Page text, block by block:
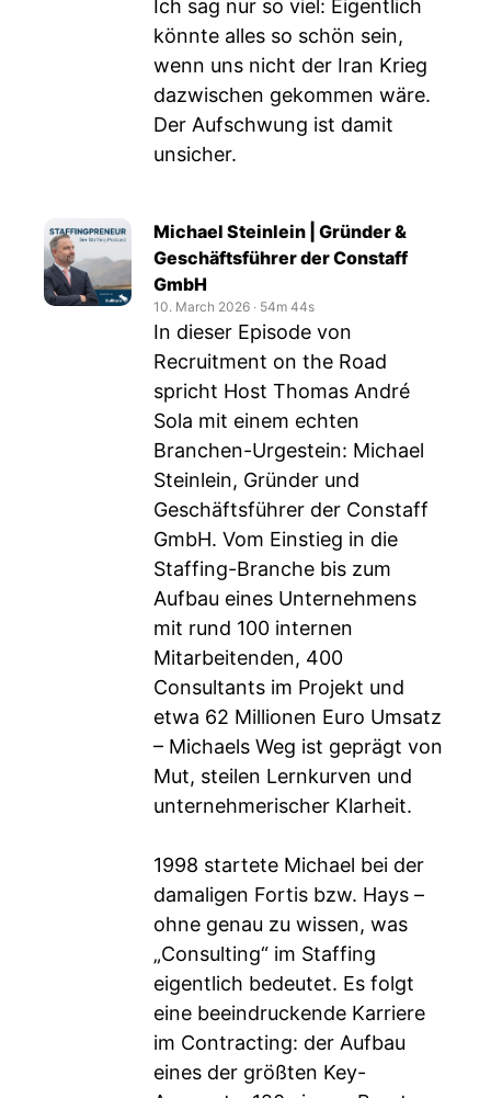
Ich sag nur so viel: Eigentlich
könnte alles so schön sein,
wenn uns nicht der Iran Krieg
dazwischen gekommen wäre.
Der Aufschwung ist damit
unsicher.
Michael Steinlein | Gründer &
Geschäftsführer der Constaff
GmbH
10. March 2026 ‧ 54m 44s
In dieser Episode von
Recruitment on the Road
spricht Host Thomas André
Sola mit einem echten
Branchen-Urgestein: Michael
Steinlein, Gründer und
Geschäftsführer der Constaff
GmbH. Vom Einstieg in die
Staffing-Branche bis zum
Aufbau eines Unternehmens
mit rund 100 internen
Mitarbeitenden, 400
Consultants im Projekt und
etwa 62 Millionen Euro Umsatz
– Michaels Weg ist geprägt von
Mut, steilen Lernkurven und
unternehmerischer Klarheit.
1998 startete Michael bei der
damaligen Fortis bzw. Hays –
ohne genau zu wissen, was
„Consulting“ im Staffing
eigentlich bedeutet. Es folgt
eine beeindruckende Karriere
im Contracting: der Aufbau
eines der größten Key-